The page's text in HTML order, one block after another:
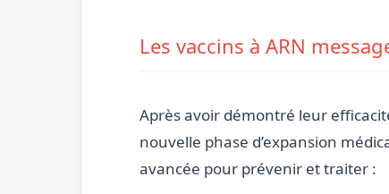
Les vaccins à ARN
Après avoir démontré leur
nouvelle phase d’expansion
avancée pour prévenir et traiter :